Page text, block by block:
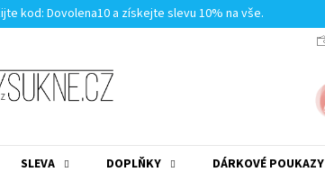
kod: Dovolena10 a získejte slevu 10% na vše.
SLEVA DOPLŇKY DÁRKOVÉ POUKAZY